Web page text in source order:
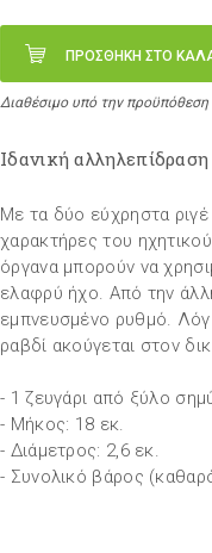
ΠΡΟΣΘΗΚΗ ΣΤΟ
Διαθέσιμο υπό την
Ιδανική αλληλεπίδραση
Με τα δύο εύχρηστα
χαρακτήρες του
όργανα μπορούν να
ελαφρύ ήχο. Από την
εμπνευσμένο ρυθμό.
ραβδί ακούγεται στον
- 1 ζευγάρι από ξύλο
- Μήκος: 18 εκ.
- Διάμετρος: 2,6 εκ.
- Συνολικό βάρος